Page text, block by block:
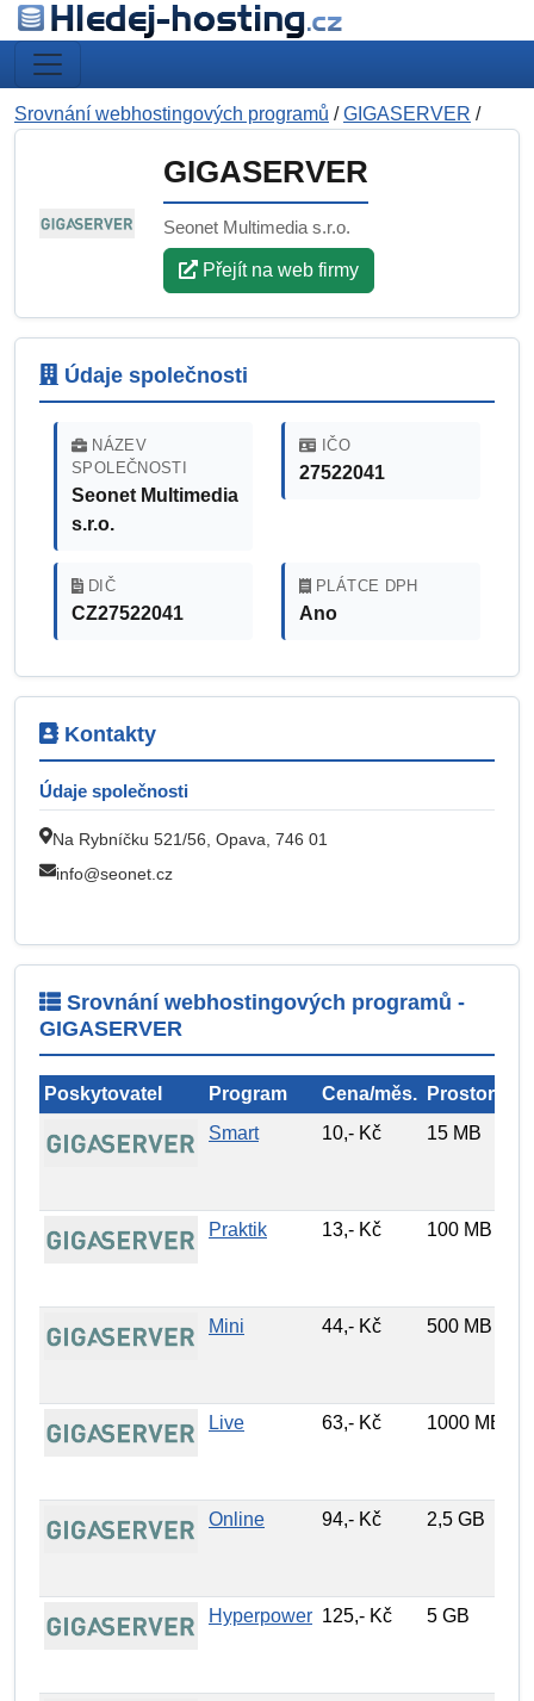
Srovnání webhostingových programů /GIGASERVER /
GIGASERVER
Seonet Multimedia s.r.o.
Přejít na web firmy
Údaje společnosti
NÁZEV
SPOLEČNOSTI
Seonet Multimedia
s.r.o.
IČO
27522041
DIČ
CZ27522041
PLÁTCE DPH
Ano
Kontakty
Údaje společnosti
Na Rybníčku 521/56, Opava, 746 01
info@seonet.cz
Srovnání webhostingových programů -
GIGASERVER
Poskytovatel Program Cena/měs. Prostor
Smart
10,- Kč 15 MB
Praktik 13,- Kč 100 MB
Mini 44,- Kč 500 MB
Live 63,- Kč 1000 MB
Online 94,- Kč 2,5 GB
Hyperpower 125,- Kč 5 GB